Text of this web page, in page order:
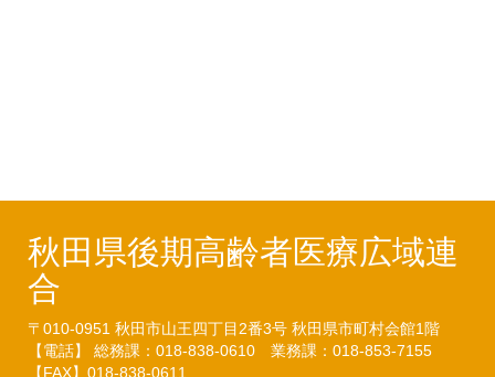
秋田県後期高齢者医療広域連
合
〒010-0951 秋田市山王四丁目2番3号 秋田県市町村会館1階
【電話】 総務課：018-838-0610 業務課：018-853-7155
【FAX】018-838-0611